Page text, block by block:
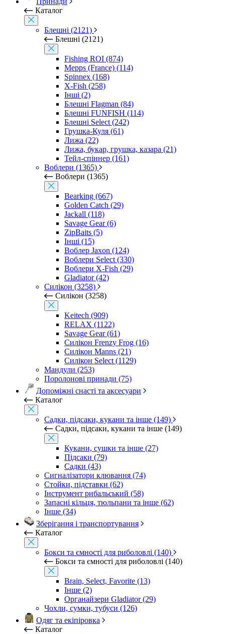
Каталог
Блешні (2121)
Блешні (2121)
Fishing ROI (874)
Mepps (France) (114)
Spinnex (168)
X-Fish (258)
Інші (2)
Блешні Flagman (84)
Блешні FUNFISH (114)
Блешні Select (242)
Грушка-Куля (61)
Лижа (22)
Лижа, букар, грушка, казара (21)
Тейл-спіннер (161)
Воблери (1365)
Воблери (1365)
Bearking (667)
Golden Catch (29)
Jackall (118)
Savage Gear (6)
ZipBaits (5)
Інші (15)
Воблер Jaxon (124)
Воблери Select (330)
Воблери X-Fish (29)
Gladiator (42)
Силікон (3258)
Силікон (3258)
Keitech (909)
RELAX (1122)
Savage Gear (61)
Силікон Frenzy Frog (16)
Силікон Manns (21)
Силікон Select (1129)
Мандули (253)
Поролонові принади (75)
Допоміжні снасті та аксесуари
Каталог
Садки, підсаки, кукани та інше (149)
Садки, підсаки, кукани та інше (149)
Кукани, сушки та інше (27)
Підсаки (79)
Садки (43)
Сигналізатори клювання (74)
Стойки, підставки (62)
Інструмент рибальський (58)
Запасні кільця, тюльпани та інше (62)
Інше (34)
Зберігання і транспортування
Каталог
Бокси та ємності для риболовлі (140)
Бокси та ємності для риболовлі (140)
Brain, Select, Favorite (13)
Інше (2)
Органайзери Gladiator (29)
Чохли, сумки, тубуси (126)
Одяг та екіпіровка
Каталог